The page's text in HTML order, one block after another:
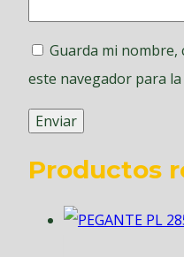
Guarda mi nombre,
este navegador para
Productos